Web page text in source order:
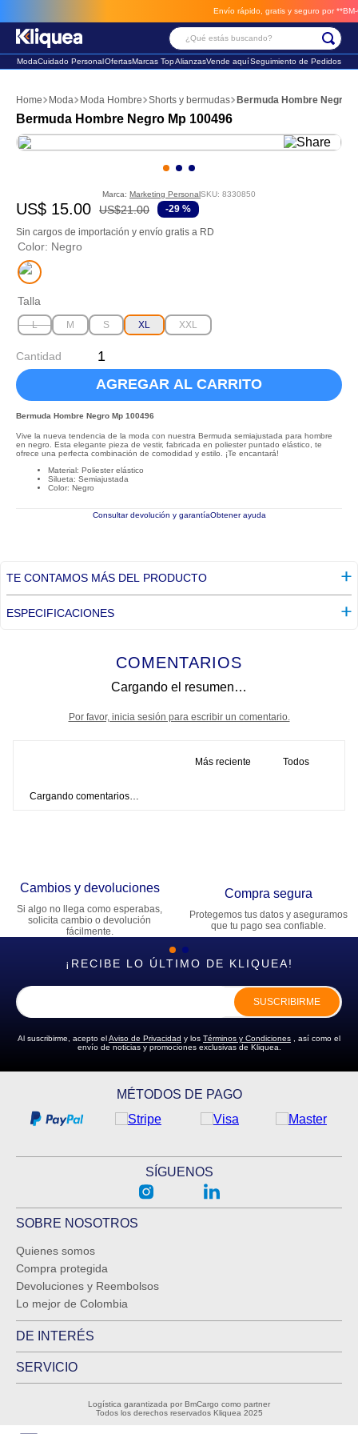
Envío rápido, gratis y seguro por **BM-
¿Qué estás buscando?
ModaCuidado PersonalOfertasMarcas TopAlianzasVende aquíSeguimiento de Pedidos
Moda Moda Hombre Shorts y bermudas Bermuda Hombre Negro
Bermuda Hombre Negro Mp 100496
Marca: Marketing PersonalSKU: 8330850
US$ 15.00 US$21.00 -29 %
Sin cargos de importación y envío gratis a RD
Color: Negro
Talla
L M S XL XXL
Cantidad
AGREGAR AL CARRITO
Bermuda Hombre Negro Mp 100496
Vive la nueva tendencia de la moda con nuestra Bermuda semiajustada para hombre
en negro. Esta elegante pieza de vestir, fabricada en poliester puntado elástico, te
ofrece una perfecta combinación de comodidad y estilo. ¡Te encantará!
Material: Poliester elástico
Silueta: Semiajustada
Color: Negro
Consultar devolución y garantíaObtener ayuda
TE CONTAMOS MÁS DEL PRODUCTO
ESPECIFICACIONES
COMENTARIOS
Cargando el resumen…
Por favor, inicia sesión para escribir un comentario.
Más reciente Todos
Cargando comentarios…
Cambios y devoluciones
Si algo no llega como esperabas,
solicita cambio o devolución
fácilmente.
Compra segura
Protegemos tus datos y aseguramos
que tu pago sea confiable.
¡RECIBE LO ÚLTIMO DE KLIQUEA!
SUSCRIBIRME
Al suscribirme, acepto elAviso de Privacidad y los Términos y Condiciones , así como el
envío de noticias y promociones exclusivas de Kliquea.
MÉTODOS DE PAGO
SÍGUENOS
SOBRE NOSOTROS
Quienes somos
Compra protegida
Devoluciones y Reembolsos
Lo mejor de Colombia
DE INTERÉS
SERVICIO
Logística garantizada por BmCargo como partner
Todos los derechos reservados Kliquea 2025
2. sandalia